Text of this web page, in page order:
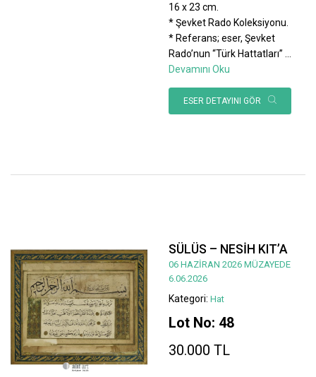
16 x 23 cm.
* Şevket Rado Koleksiyonu.
* Referans; eser, Şevket
Rado’nun “Türk Hattatları”
Devamını Oku
ESER DETAYINI GÖR
SÜLÜS – NESİH KIT’A
06 HAZİRAN 2026 MÜZAYEDE
6.06.2026
Kategori: Hat
Lot No: 48
30.000 TL